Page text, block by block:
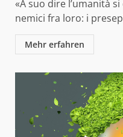
«A suo dire l’umanità
nemici fra loro: i
Mehr erfahren